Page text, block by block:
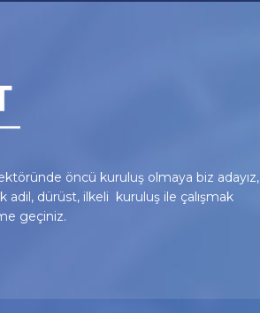
öncü kuruluş olmaya biz adayız,
adil, dürüst, ilkeli kuruluş ile çalışmak
geçiniz.